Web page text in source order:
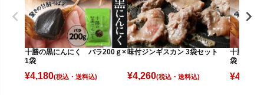
十勝の黒にんにく バラ200ｇ×
1袋
¥4,180(税込)
味付ジンギスカン 3袋セット
¥4,260(税込)
十勝の黒
袋
¥4,580